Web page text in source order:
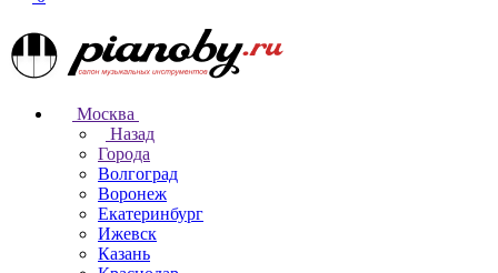
Москва
Назад
Города
Волгоград
Воронеж
Екатеринбург
Ижевск
Казань